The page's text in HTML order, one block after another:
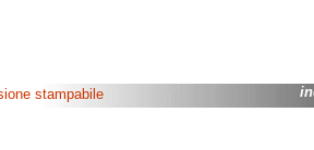
stampabile